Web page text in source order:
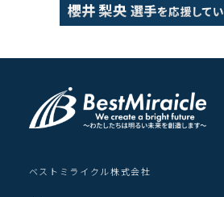
ベストミライクル株式会社